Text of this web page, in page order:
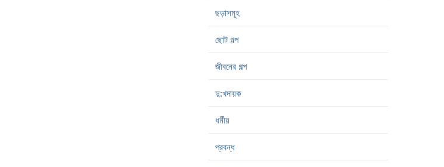
ছড়াসমূহ
ছোট গল্প
জীবনের গল্প
দু:খদায়ক
ধর্মীয়
প্রবন্ধ